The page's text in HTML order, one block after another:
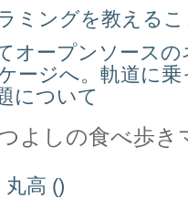
ミングを教えるこ
オープンソースの
ージへ。軌道に乗
について
よしの食べ歩き
高 ()